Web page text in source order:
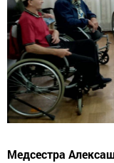
Медсестра